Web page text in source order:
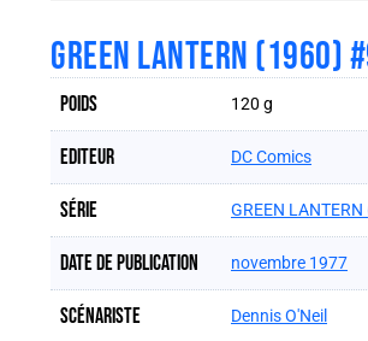
GREEN LANTERN (1960)
Poids 120 g
Editeur DC Comics
Série GREEN
Date de publication novembre 1977
Scénariste Dennis O'Neil